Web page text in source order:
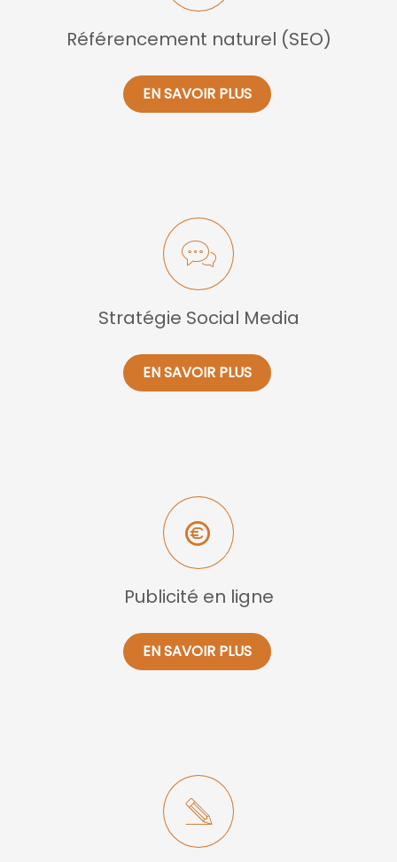
Référencement naturel (SEO)
EN SAVOIR PLUS
Stratégie Social Media
EN SAVOIR PLUS
Publicité en ligne
EN SAVOIR PLUS